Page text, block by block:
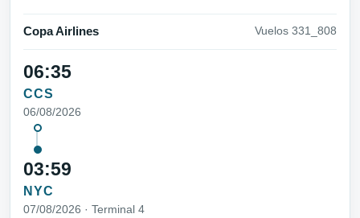
Copa Airlines Vuelos 331_808
06:35
CCS
06/08/2026
03:59
NYC
07/08/2026 · Terminal 4